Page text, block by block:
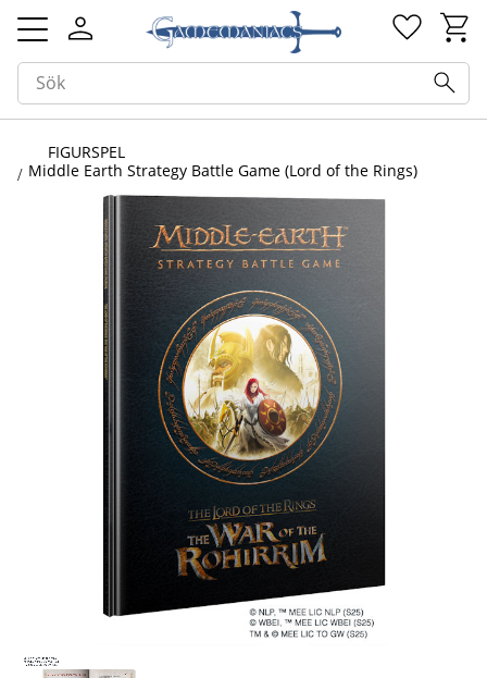
Meny
FIGURSPEL
Middle Earth Strategy Battle Game (Lord of the Rings)